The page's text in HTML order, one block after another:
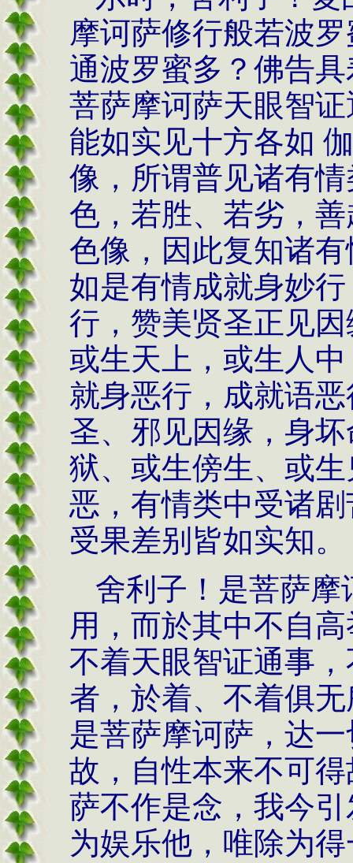
摩诃萨修行般若波
通波罗蜜多？佛告
菩萨摩诃萨天眼智
能如实见十方各如
像，所谓普见诸有
色，若胜、若劣，
色像，因此复知诸
如是有情成就身妙
行，赞美贤圣正见
或生天上，或生人
就身恶行，成就语
圣、邪见因缘，身
狱、或生傍生、或
恶，有情类中受诸
受果差别皆如实知。
舍利子！是菩萨
用，而於其中不自
不着天眼智证通事
者，於着、不着俱
是菩萨摩诃萨，达
故，自性本来不可
萨不作是念，我今
为娱乐他，唯除为